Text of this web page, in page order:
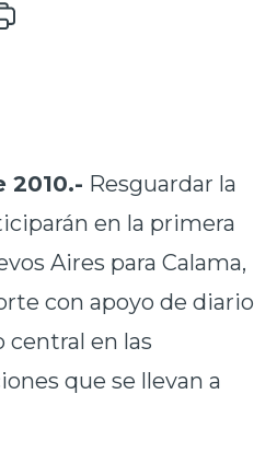
2010.- Resguardar la
en la primera
Aires para Calama,
con apoyo de diario
central en las
que se llevan a